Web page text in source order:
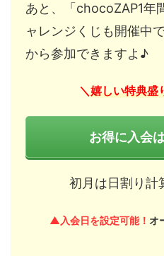
あと、「chocoZAP1年
ャレンジくじも開催中
から参加できますよ♪
＼ 嬉しい特典盛
お得に入会
初月は日割り計
▲入会日を設定可能！ オ